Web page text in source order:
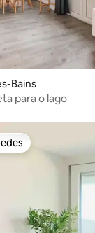
Bains
para o lago
dos hóspedes